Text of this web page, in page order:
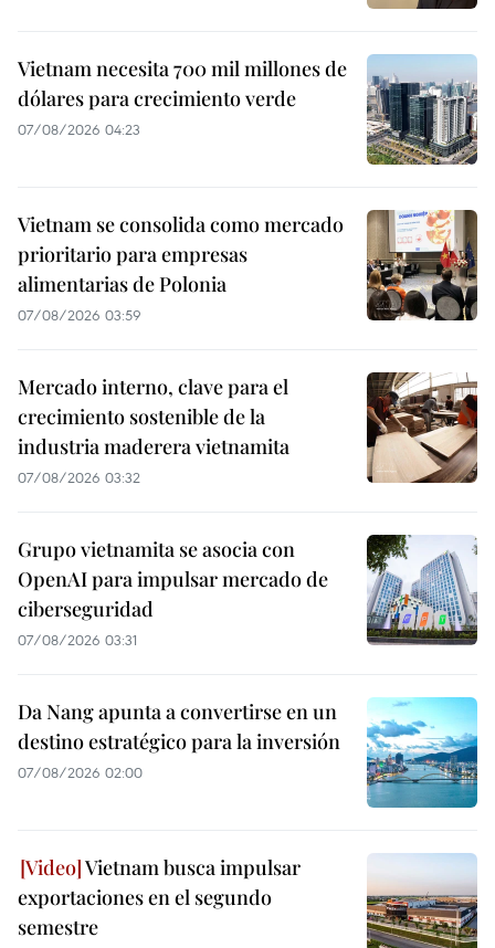
Vietnam necesita 700 mil millones de
dólares para crecimiento verde
07/08/2026 04:23
Vietnam se consolida como mercado
prioritario para empresas
alimentarias de Polonia
07/08/2026 03:59
Mercado interno, clave para el
crecimiento sostenible de la
industria maderera vietnamita
07/08/2026 03:32
Grupo vietnamita se asocia con
OpenAI para impulsar mercado de
ciberseguridad
07/08/2026 03:31
Da Nang apunta a convertirse en un
destino estratégico para la inversión
07/08/2026 02:00
Vietnam busca impulsar
exportaciones en el segundo
semestre